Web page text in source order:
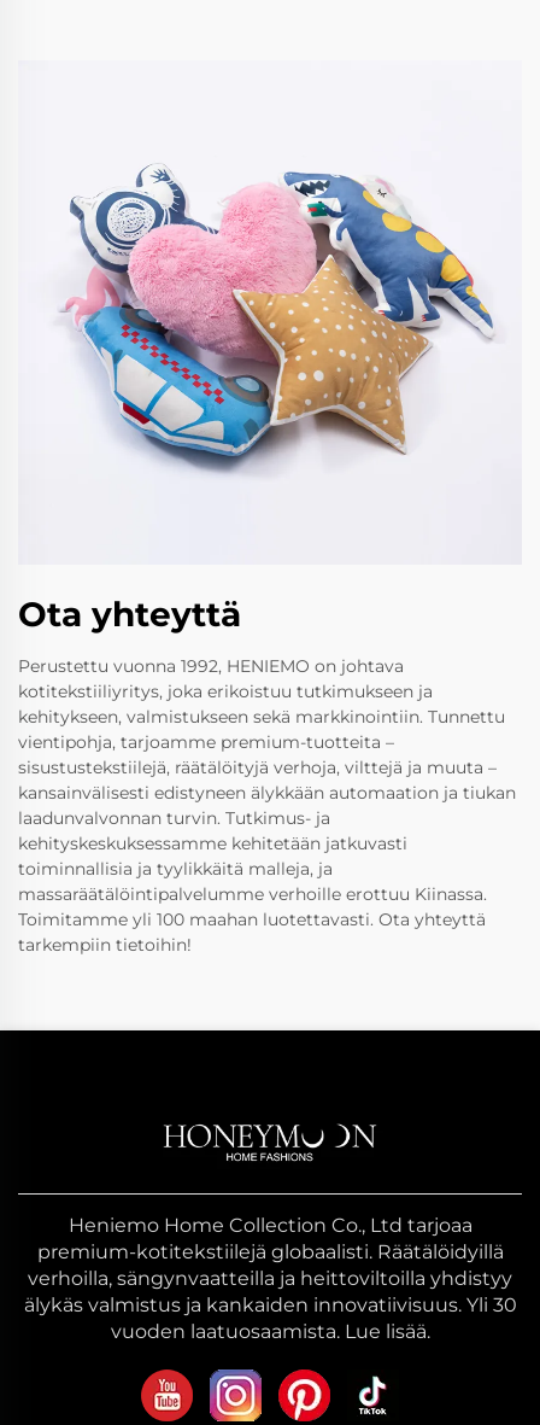
Ota yhteyttä
Perustettu vuonna 1992, HENIEMO on johtava
kotitekstiiliyritys, joka erikoistuu tutkimukseen ja
kehitykseen, valmistukseen sekä markkinointiin. Tunnettu
vientipohja, tarjoamme premium-tuotteita –
sisustustekstiilejä, räätälöityjä verhoja, vilttejä ja muuta –
kansainvälisesti edistyneen älykkään automaation ja tiukan
laadunvalvonnan turvin. Tutkimus- ja
kehityskeskuksessamme kehitetään jatkuvasti
toiminnallisia ja tyylikkäitä malleja, ja
massaräätälöintipalvelumme verhoille erottuu Kiinassa.
Toimitamme yli 100 maahan luotettavasti. Ota yhteyttä
tarkempiin tietoihin!
Heniemo Home Collection Co., Ltd tarjoaa
premium-kotitekstiilejä globaalisti. Räätälöidyillä
verhoilla, sängynvaatteilla ja heittoviltoilla yhdistyy
älykäs valmistus ja kankaiden innovatiivisuus. Yli 30
vuoden laatuosaamista. Lue lisää.